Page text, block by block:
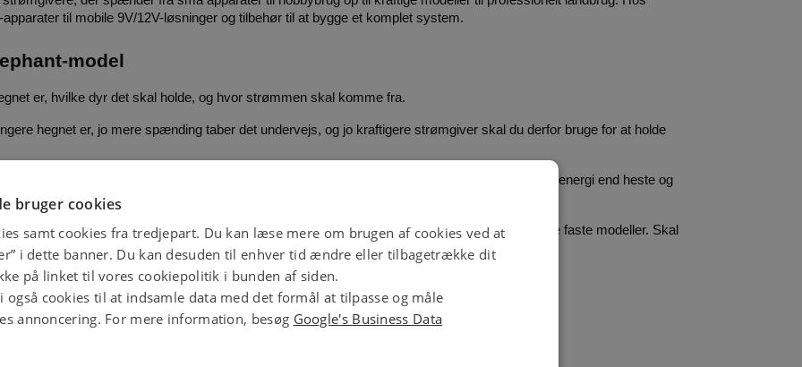
til mobile 9V/12V-løsninger og tilbehør til at bygge et komplet system.
model
er, hvilke dyr det skal holde, og hvor strømmen skal komme fra.
hegnet er, jo mere spænding taber det undervejs, og jo kraftigere strømgiver skal du derfor bruge for at holde
og får med tyk pels eller uld isolerer mod strømmen og kræver en model med højere impulsenergi end heste og
kigge i. Har du fast 230V inden for rækkevidde, får du mest kapacitet for pengene med en af de faste modeller. Skal
er en batteri- eller solcelledrevet model det rigtige valg.
0,10 joule. Velegnet til hund, kat, kanin og snegle.
bruger cookies
samt cookies fra tredjepart. Du kan læse mere om brugen af cookies ved at
i dette banner. Du kan desuden til enhver tid ændre eller tilbagetrække dit
på linket til vores cookiepolitik i bunden af siden.
også cookies til at indsamle data med det formål at tilpasse og måle
annoncering. For mere information, besøg Google's Business Data